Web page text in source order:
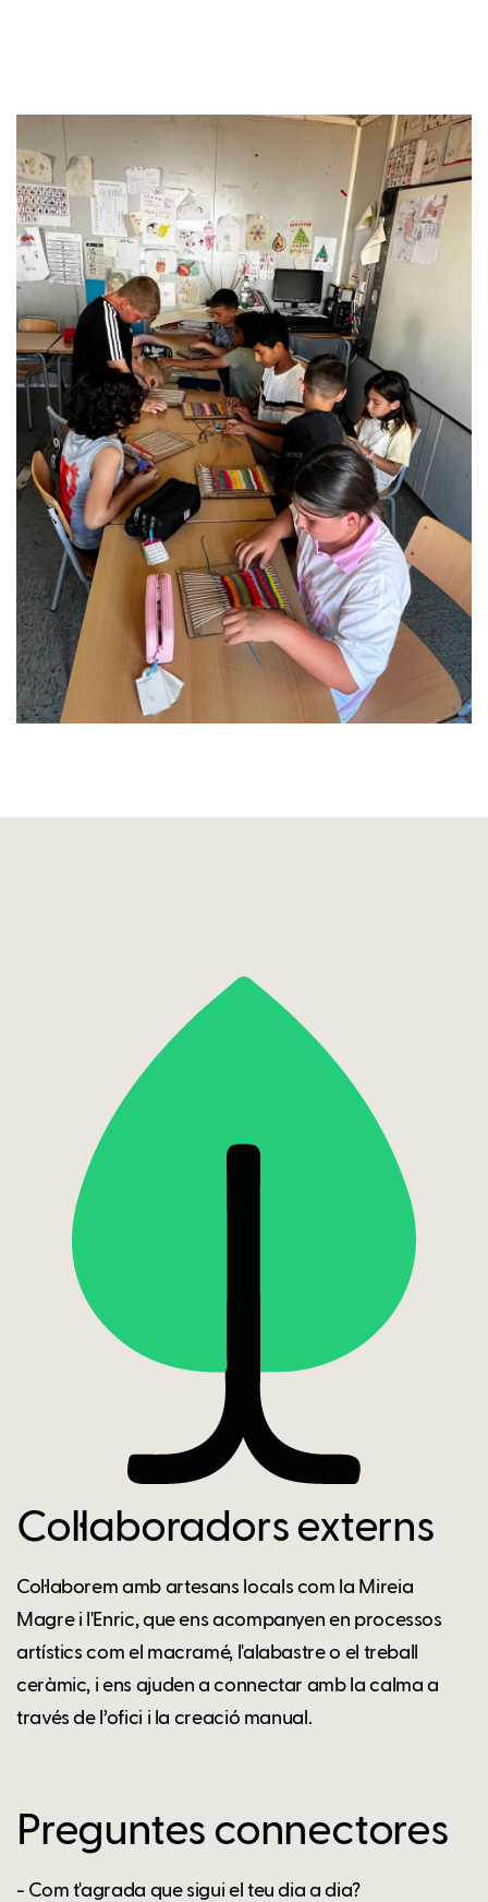
Col·laboradors externs
Col·laborem amb artesans locals com la Mireia
Magre i l'Enric, que ens acompanyen en processos
artístics com el macramé, l'alabastre o el treball
ceràmic, i ens ajuden a connectar amb la calma a
través de l’ofici i la creació manual.
Preguntes connectores
- Com t'agrada que sigui el teu dia a dia?